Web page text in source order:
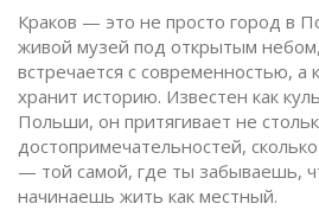
Краков — это не просто город в
живой музей под открытым
встречается с современностью, а
хранит историю. Известен как
Польши, он притягивает не
достопримечательностей,
— той самой, где ты забываешь,
начинаешь жить как местный.